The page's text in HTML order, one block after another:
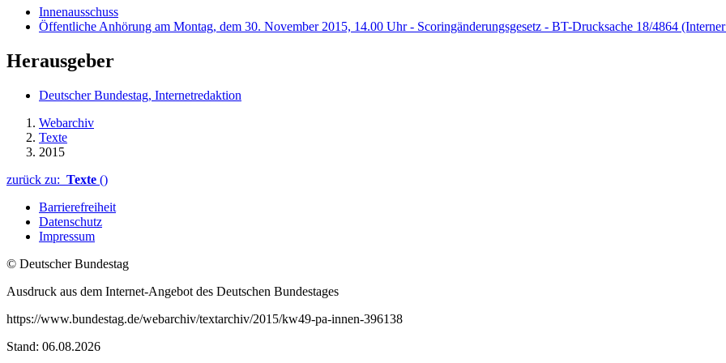
Innenausschuss
Öffentliche Anhörung am Montag, dem 30. November 2015, 14.00 Uhr - Scoringänderungsgesetz - BT-Drucksache 18/4864
Herausgeber
Deutscher Bundestag, Internetredaktion
Webarchiv
Texte
2015
zurück zu: Texte ()
Barrierefreiheit
Datenschutz
Impressum
© Deutscher Bundestag
Ausdruck aus dem Internet-Angebot des Deutschen Bundestages
https://www.bundestag.de/webarchiv/textarchiv/2015/kw49-pa-innen-396138
Stand: 06.08.2026